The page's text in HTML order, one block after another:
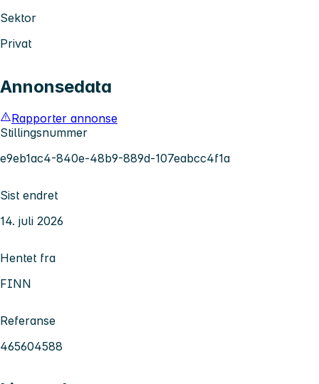
Sektor
Privat
Annonsedata
Rapporter annonse
Stillingsnummer
e9eb1ac4-840e-48b9-889d-107eabcc4f1a
Sist endret
14. juli 2026
Hentet fra
FINN
Referanse
465604588